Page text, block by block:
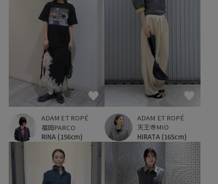
ADAM ET ROPÉ
福岡PARCO
RINA (156cm)
ADAM ET ROPÉ
天王寺MIO
HIRATA (165cm)